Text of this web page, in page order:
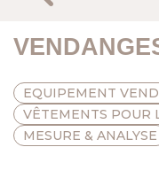
EQUIPEMENT
VÊTEMENTS POUR
MESURE & ANALYSE